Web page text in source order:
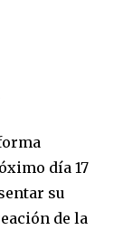
día 17
su
de la